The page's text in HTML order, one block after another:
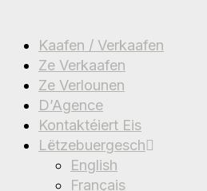
Kaafen / Verkaafen
Ze Verkaafen
Ze Verlounen
D’Agence
Kontaktéiert Eis
Lëtzebuergesch
English
Français